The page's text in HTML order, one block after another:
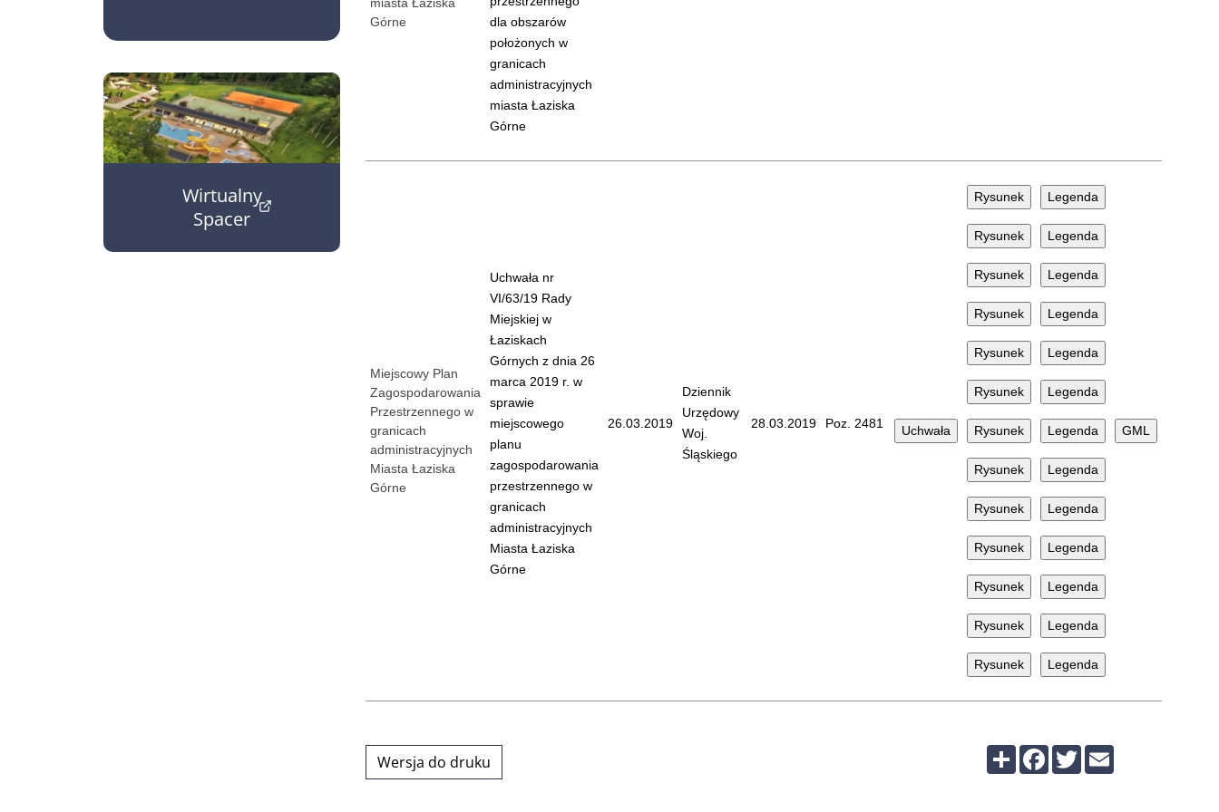
Wirtualny
Spacer
Górne
dla obszarów
położonych w
granicach
administracyjnych
miasta Łaziska
Górne
Miejscowy Plan
Zagospodarowania
Przestrzennego w
granicach
administracyjnych
Miasta Łaziska
Górne
Uchwała nr
VI/63/19 Rady
Miejskiej w
Łaziskach
Górnych z dnia 26
marca 2019 r. w
sprawie
miejscowego
planu
zagospodarowania
przestrzennego w
granicach
administracyjnych
Miasta Łaziska
Górne
26.03.2019
Dziennik
Urzędowy
Woj.
Śląskiego
28.03.2019 Poz. 2481
Wersja do druku
ShareFacebook
Twitter